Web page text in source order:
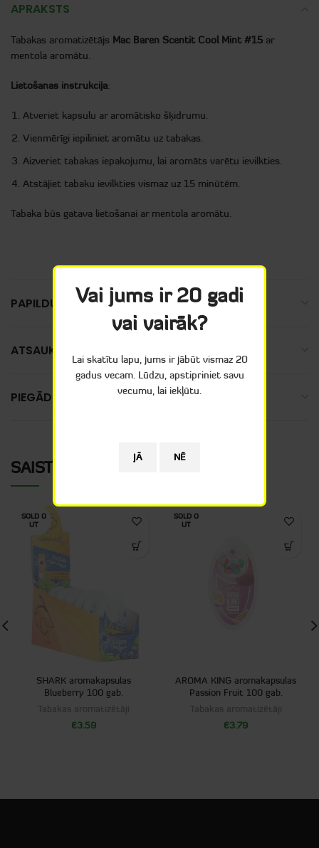
APRAKSTS
Tabakas aromatizētājs Mac Baren Scentit Cool Mint #15 ar
mentola aromātu.
Lietošanas instrukcija:
Atveriet kapsulu ar aromātisko šķidrumu.
Vienmērīgi iepiliniet aromātu uz tabakas.
Aizveriet tabakas iepakojumu, lai aromāts varētu ievilkties.
Atstājiet tabaku ievilkties vismaz uz 15 minūtēm.
Tabaka būs gatava lietošanai ar mentola aromātu.
PAPILDUS INFORMĀCIJA
ATSAUKSMES (0)
PIEGĀDE
SAISTĪTIE PRODUKTI
SOLD O
UT
SHARK aromakapsulas
Blueberry 100 gab.
€3.59
SOLD O
UT
AROMA KING aromakapsulas
Passion Fruit 100 gab.
€3.79
Vai jums ir 20 gadi
vai vairāk?
Lai skatītu lapu, jums ir jābūt vismaz 20
gadus vecam. Lūdzu, apstipriniet savu
vecumu, lai iekļūtu.